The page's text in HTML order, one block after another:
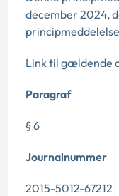
december 2024,
Link til gældende
Paragraf
§ 6
Journalnummer
2015-5012-67212